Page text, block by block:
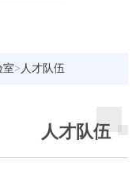
室> 人才队伍
人才队伍